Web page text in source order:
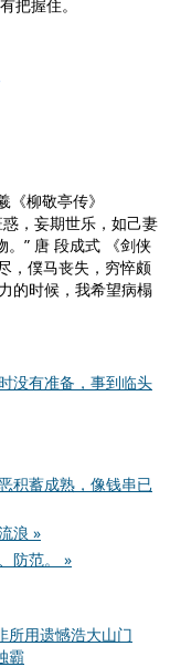
把握住。
《柳敬亭传》
惑，妄期世乐，如己妻
。” 唐 段成式
《剑侠
，僕马丧失，穷悴颇
的时候，我希望病榻
没有准备，事到临头
积蓄成熟，像钱串已
浪 »
防范。 »
所用遗憾浩大山门
霸